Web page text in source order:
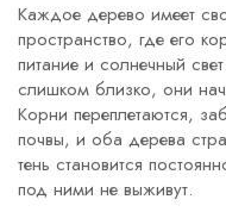
Каждое дерево имеет
пространство, где его
питание и солнечный
слишком близко, они
Корни переплетаются,
почвы, и оба дерева
тень становится
под ними не выживут.